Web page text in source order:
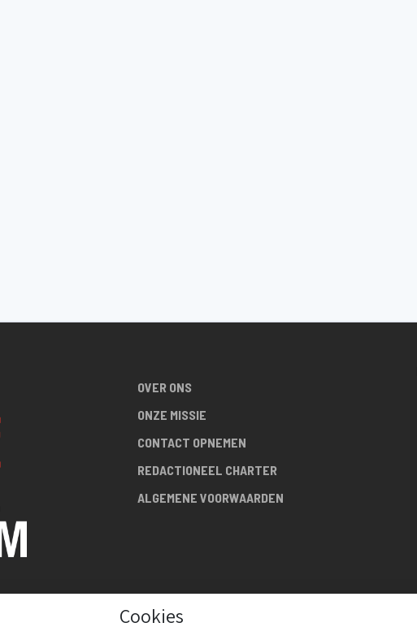
OVER ONS
ONZE MISSIE
CONTACT OPNEMEN
REDACTIONEEL CHARTER
ALGEMENE VOORWAARDEN
Cookies